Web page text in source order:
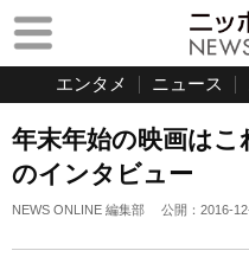
エンタメ ニュース
年末年始の映画は
のインタビュー
NEWS ONLINE 編集部 公開： 2016-